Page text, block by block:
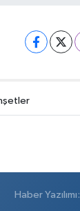
Haber Yazılımı: